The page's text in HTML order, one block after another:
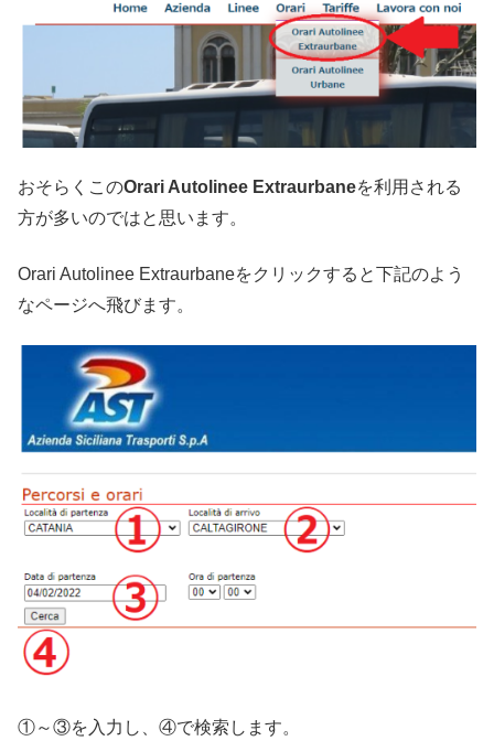
おそらくこのOrari Autolinee Extraurbaneを利用される
方が多いのではと思います。
Orari Autolinee Extraurbaneをクリックすると下記のよう
なページへ飛びます。
①～③を入力し、④で検索します。